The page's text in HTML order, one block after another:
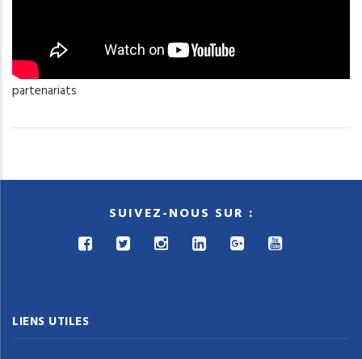
partenariats
SUIVEZ-NOUS SUR :
LIENS UTILES